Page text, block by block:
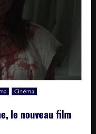
Cinéma
le nouveau film